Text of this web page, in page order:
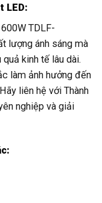
LED:
TDLF-
lượng ánh sáng mà
kinh tế lâu dài.
làm ảnh hưởng đến
liên hệ với Thành
nghiệp và giải